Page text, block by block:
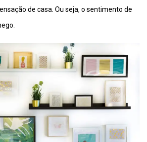
de casa. Ou seja, o sentimento de